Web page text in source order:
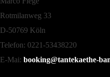
Rotmilanweg 33
D-50769 Köln
Telefon: 0221-53438220
E-Mai: booking@tantekaethe-